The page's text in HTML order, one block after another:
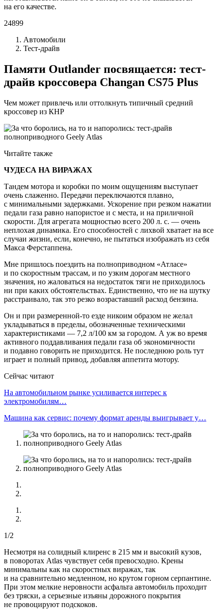
на его качестве.
24899
Автомобили
Тест-драйв
Памяти Outlander посвящается: тест-
драйв кроссовера Changan CS75 Plus
Чем может привлечь или оттолкнуть типичный средний
кроссовер из КНР
Читайте также
ЧУДЕСА НА ВИРАЖАХ
Тандем мотора и коробки по моим ощущениям выступает
очень слаженно. Передачи переключаются плавно,
с минимальными задержками. Ускорение при резком нажатии
педали газа равно напористое и с места, и на приличной
скорости. Для агрегата мощностью всего 200 л. с. — очень
неплохая динамика. Его способностей с лихвой хватает на все
случаи жизни, если, конечно, не пытаться изображать из себя
Макса Ферстаппена.
Мне пришлось поездить на полноприводном «Атласе»
и по скоростным трассам, и по узким дорогам местного
значения, но жаловаться на недостаток тяги не приходилось
ни при каких обстоятельствах. Единственно, что не на шутку
расстраивало, так это резко возраставший расход бензина.
Он и при размеренной-то езде никоим образом не желал
укладываться в пределы, обозначенные техническими
характеристиками — 7,2 л/100 км за городом. А уж во время
активного поддавливания педали газа об экономичности
и подавно говорить не приходится. Не последнюю роль тут
играет и полный привод, добавляя аппетита мотору.
Сейчас читают
На автомобильном рынке усиливается интерес к
электромобилям…
Машина как сервис: почему формат аренды выигрывает у…
1/2
Несмотря на солидный клиренс в 215 мм и высокий кузов,
в поворотах Atlas чувствует себя превосходно. Крены
минимальны как на скоростных виражах, так
и на сравнительно медленном, но крутом горном серпантине.
При этом мелкие неровности асфальта автомобиль проходит
без тряски, а серьезные изъяны дорожного покрытия
не провоцируют подскоков.